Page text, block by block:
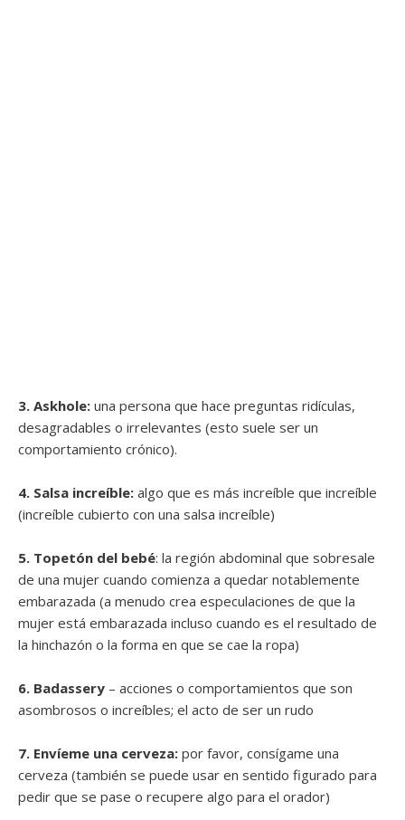
3. Askhole: una persona que hace preguntas ridículas,
desagradables o irrelevantes (esto suele ser un
comportamiento crónico).
4. Salsa increíble: algo que es más increíble que increíble
(increíble cubierto con una salsa increíble)
5. Topetón del bebé: la región abdominal que sobresale
de una mujer cuando comienza a quedar notablemente
embarazada (a menudo crea especulaciones de que la
mujer está embarazada incluso cuando es el resultado de
la hinchazón o la forma en que se cae la ropa)
6. Badassery – acciones o comportamientos que son
asombrosos o increíbles; el acto de ser un rudo
7. Envíeme una cerveza: por favor, consígame una
cerveza (también se puede usar en sentido figurado para
pedir que se pase o recupere algo para el orador)